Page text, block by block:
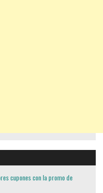
cupones con la promo de